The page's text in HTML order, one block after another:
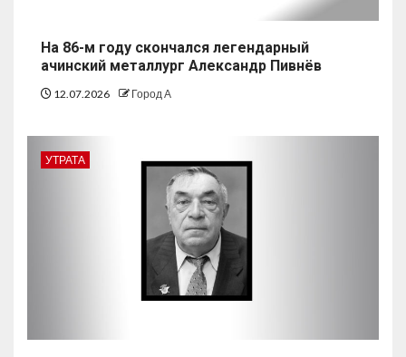
На 86-м году скончался легендарный
ачинский металлург Александр Пивнёв
12.07.2026 Город А
УТРАТА